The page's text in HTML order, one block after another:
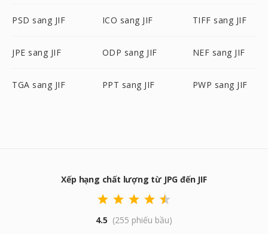
PSD sang JIF ICO sang JIF TIFF sang JIF
JPE sang JIF ODP sang JIF NEF sang JIF
TGA sang JIF PPT sang JIF PWP sang JIF
Xếp hạng chất lượng từ JPG đến JIF
4.5 (255 phiếu bầu)